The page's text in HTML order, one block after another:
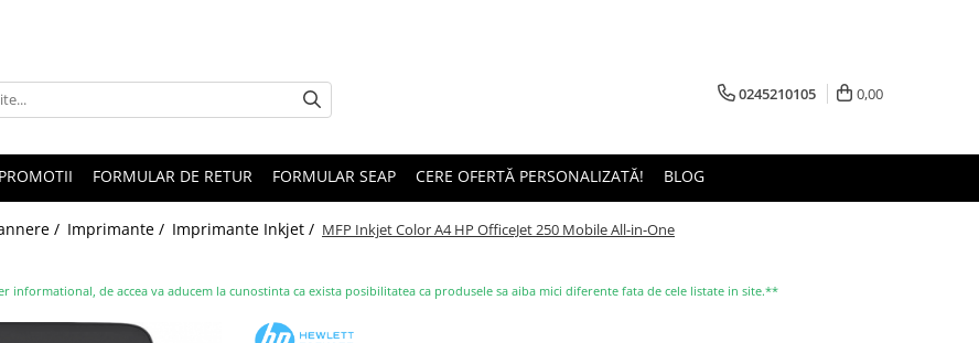
0245210105 0,00
PROMOTII FORMULAR DE RETUR FORMULAR SEAP CERE OFERTĂ PERSONALIZATĂ! BLOG
/ Imprimante / Imprimante Inkjet / MFP Inkjet Color A4 HP OfficeJet 250 Mobile All-in-One
informational, de accea va aducem la cunostinta ca exista posibilitatea ca produsele sa aiba mici diferente fata de cele listate in site.**